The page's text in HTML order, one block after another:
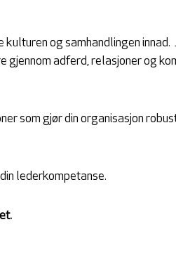
og samhandlingen innad.
adferd, relasjoner og
som gjør din organisasjon
lederkompetanse.